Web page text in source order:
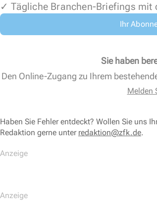
✓ Tägliche Branchen-Briefings mit
Ihr
Sie haben
Den Online-Zugang zu Ihrem
Melden
Haben Sie Fehler entdeckt? Wollen Sie uns
Redaktion gerne unter redaktion@zfk.de.